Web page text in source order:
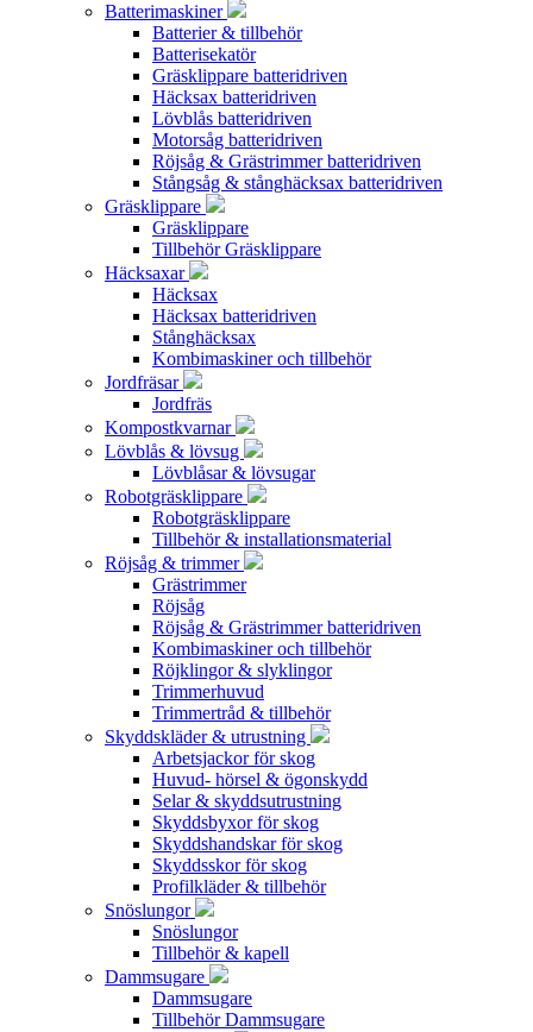
Batterimaskiner
Batterier & tillbehör
Batterisekatör
Gräsklippare batteridriven
Häcksax batteridriven
Lövblås batteridriven
Motorsåg batteridriven
Röjsåg & Grästrimmer batteridriven
Stångsåg & stånghäcksax batteridriven
Gräsklippare
Gräsklippare
Tillbehör Gräsklippare
Häcksaxar
Häcksax
Häcksax batteridriven
Stånghäcksax
Kombimaskiner och tillbehör
Jordfräsar
Jordfräs
Kompostkvarnar
Lövblås & lövsug
Lövblåsar & lövsugar
Robotgräsklippare
Robotgräsklippare
Tillbehör & installationsmaterial
Röjsåg & trimmer
Grästrimmer
Röjsåg
Röjsåg & Grästrimmer batteridriven
Kombimaskiner och tillbehör
Röjklingor & slyklingor
Trimmerhuvud
Trimmertråd & tillbehör
Skyddskläder & utrustning
Arbetsjackor för skog
Huvud- hörsel & ögonskydd
Selar & skyddsutrustning
Skyddsbyxor för skog
Skyddshandskar för skog
Skyddsskor för skog
Profilkläder & tillbehör
Snöslungor
Snöslungor
Tillbehör & kapell
Dammsugare
Dammsugare
Tillbehör Dammsugare